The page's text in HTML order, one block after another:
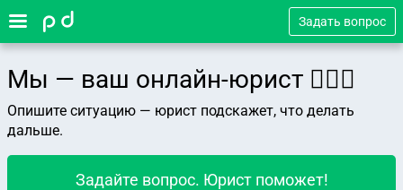
Задать вопрос
Мы — ваш онлайн-юрист 👨🏻‍⚖️
Опишите ситуацию — юрист подскажет, что делать
дальше.
Задайте вопрос. Юрист поможет!